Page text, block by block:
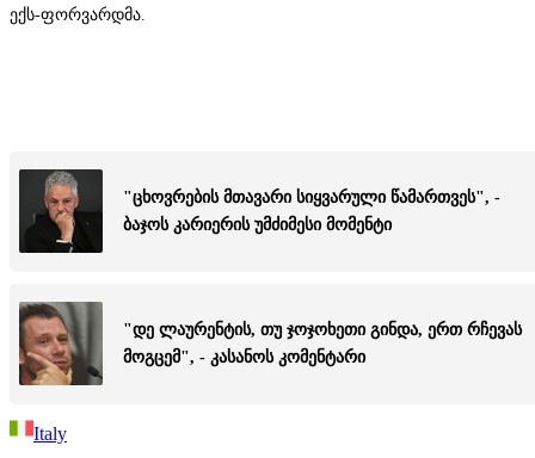
ექს-ფორვარდმა.
"ცხოვრების მთავარი სიყვარული წამართვეს", -
ბაჯოს კარიერის უმძიმესი მომენტი
"დე ლაურენტის, თუ ჯოჯოხეთი გინდა, ერთ რჩევას
მოგცემ", - კასანოს კომენტარი
Italy